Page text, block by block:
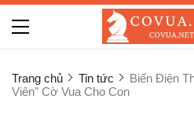
Trang chủ Tin tức
Biến Điện
Viên" Cờ Vua Cho Con